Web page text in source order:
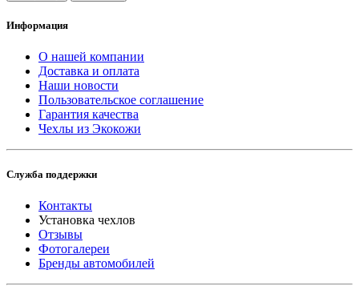
Информация
О нашей компании
Доставка и оплата
Наши новости
Пользовательское соглашение
Гарантия качества
Чехлы из Экокожи
Служба поддержки
Контакты
Установка чехлов
Отзывы
Фотогалереи
Бренды автомобилей